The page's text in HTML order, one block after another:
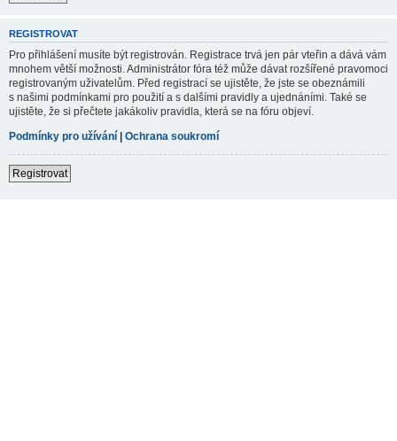
REGISTROVAT
Pro přihlášení musíte být registrován. Registrace trvá jen pár vteřin a dává vám
mnohem větší možnosti. Administrátor fóra též může dávat rozšířené pravomoci
registrovaným uživatelům. Před registrací se ujistěte, že jste se obeznámili
s našimi podmínkami pro použití a s dalšími pravidly a ujednáními. Také se
ujistěte, že si přečtete jakákoliv pravidla, která se na fóru objeví.
Podmínky pro užívání | Ochrana soukromí
Registrovat